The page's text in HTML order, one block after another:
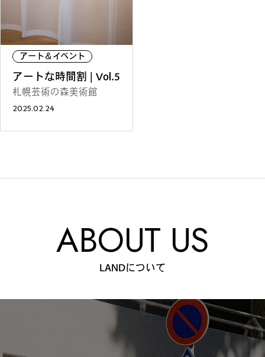
ファッション
トラベル
REGULARS
アート＆イベント
アートな時間割 | Vol.5
札幌芸術の森美術館
2025.02.24
ABOUT US
LANDについて